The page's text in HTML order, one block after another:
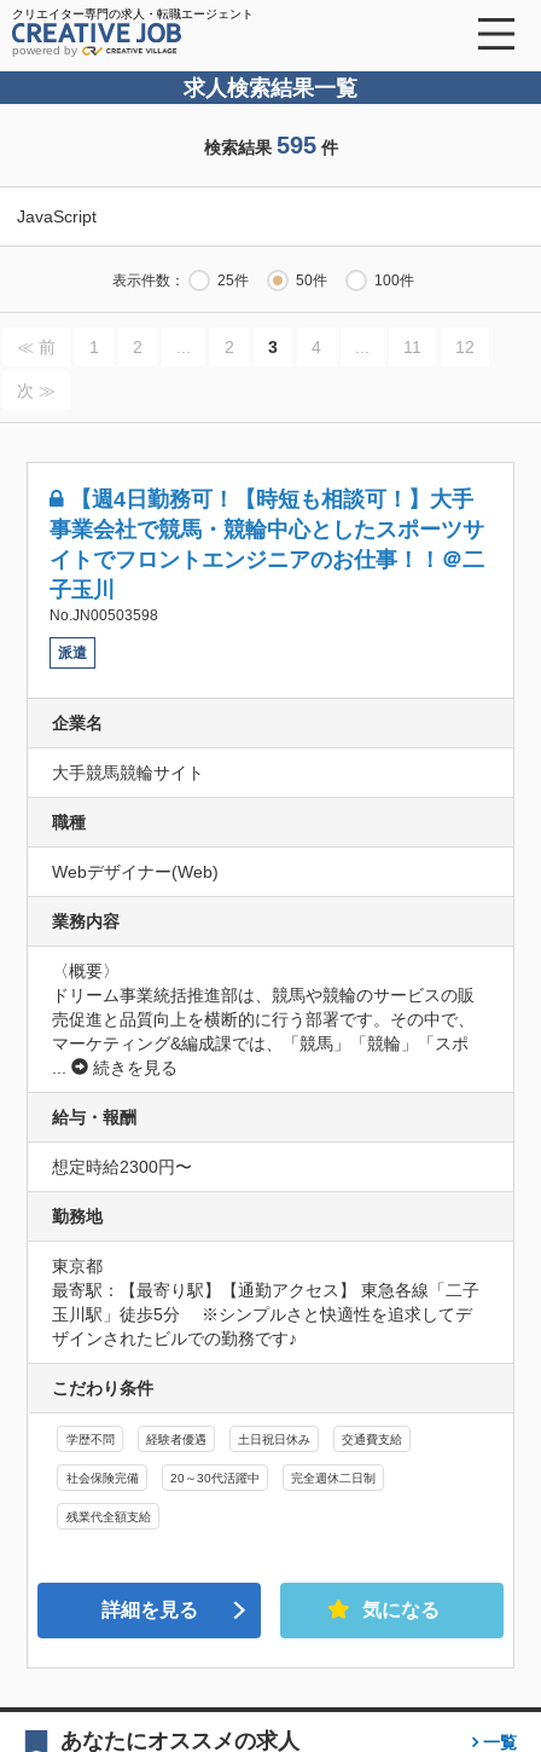
クリエイター専門の求人・転職エージェント
powered by
求人検索結果一覧
検索結果 595件
JavaScript
表示件数： 25件 50件 100件
≪ 前 1 2 2 3 4 11 12
次 ≫
【週4日勤務可！【時短も相談可！】大手
事業会社で競馬・競輪中心としたスポーツサ
イトでフロントエンジニアのお仕事！！＠二
子玉川
No.JN00503598
派遣
企業名
大手競馬競輪サイト
職種
Webデザイナー(Web)
業務内容
〈概要〉
ドリーム事業統括推進部は、競馬や競輪のサービスの販
売促進と品質向上を横断的に行う部署です。その中で、
マーケティング&編成課では、「競馬」「競輪」「スポ
...
続きを見る
給与・報酬
想定時給2300円〜
勤務地
東京都
最寄駅：【最寄り駅】【通勤アクセス】 東急各線「二子
玉川駅」徒歩5分　 ※シンプルさと快適性を追求してデ
ザインされたビルでの勤務です♪
こだわり条件
学歴不問 経験者優遇 土日祝日休み 交通費支給
社会保険完備 20～30代活躍中 完全週休二日制
残業代全額支給
詳細を見る 気になる
あなたにオススメの求人 一覧